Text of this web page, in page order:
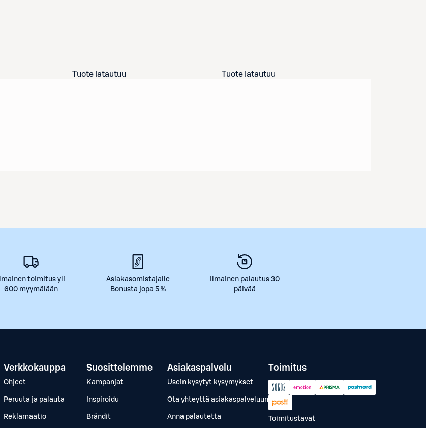
Tuote latautuu Tuote latautuu
Ilmainen toimitus yli
600 myymälään
Asiakasomistajalle
Bonusta jopa 5 %
Ilmainen palautus 30
päivää
Verkkokauppa
Ohjeet
Peruuta ja palauta
Reklamaatio
Suosittelemme
Kampanjat
Inspiroidu
Brändit
Asiakaspalvelu
Usein kysytyt kysymykset
Ota yhteyttä asiakaspalveluun
Anna palautetta
Toimitus
Toimitustavat